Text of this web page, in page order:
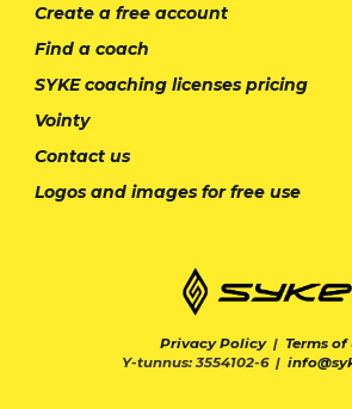
Create a free account
Find a coach
SYKE coaching licenses pricing
Vointy
Contact us
Logos and images for free use
Privacy Policy| Terms of
Y-tunnus: 3554102-6 |